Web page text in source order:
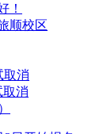
！
顺校区
取消
取消